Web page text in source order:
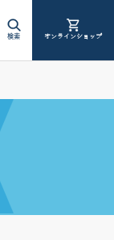
検索 オンラインショップ